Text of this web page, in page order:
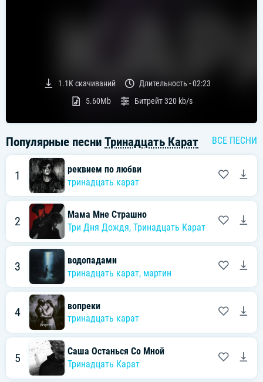
1.1Kскачиваний Длительность -02:23
5.60Mb
Битрейт320 kb/s
Популярные песни Тринадцать Карат ВСЕ ПЕСНИ
1
реквием по любви
тринадцать карат
2
Мама Мне Страшно
Три Дня Дождя, Тринадцать Карат
3
водопадами
тринадцать карат, мартин
4
вопреки
тринадцать карат
5
Саша Останься Со Мной
Тринадцать Карат